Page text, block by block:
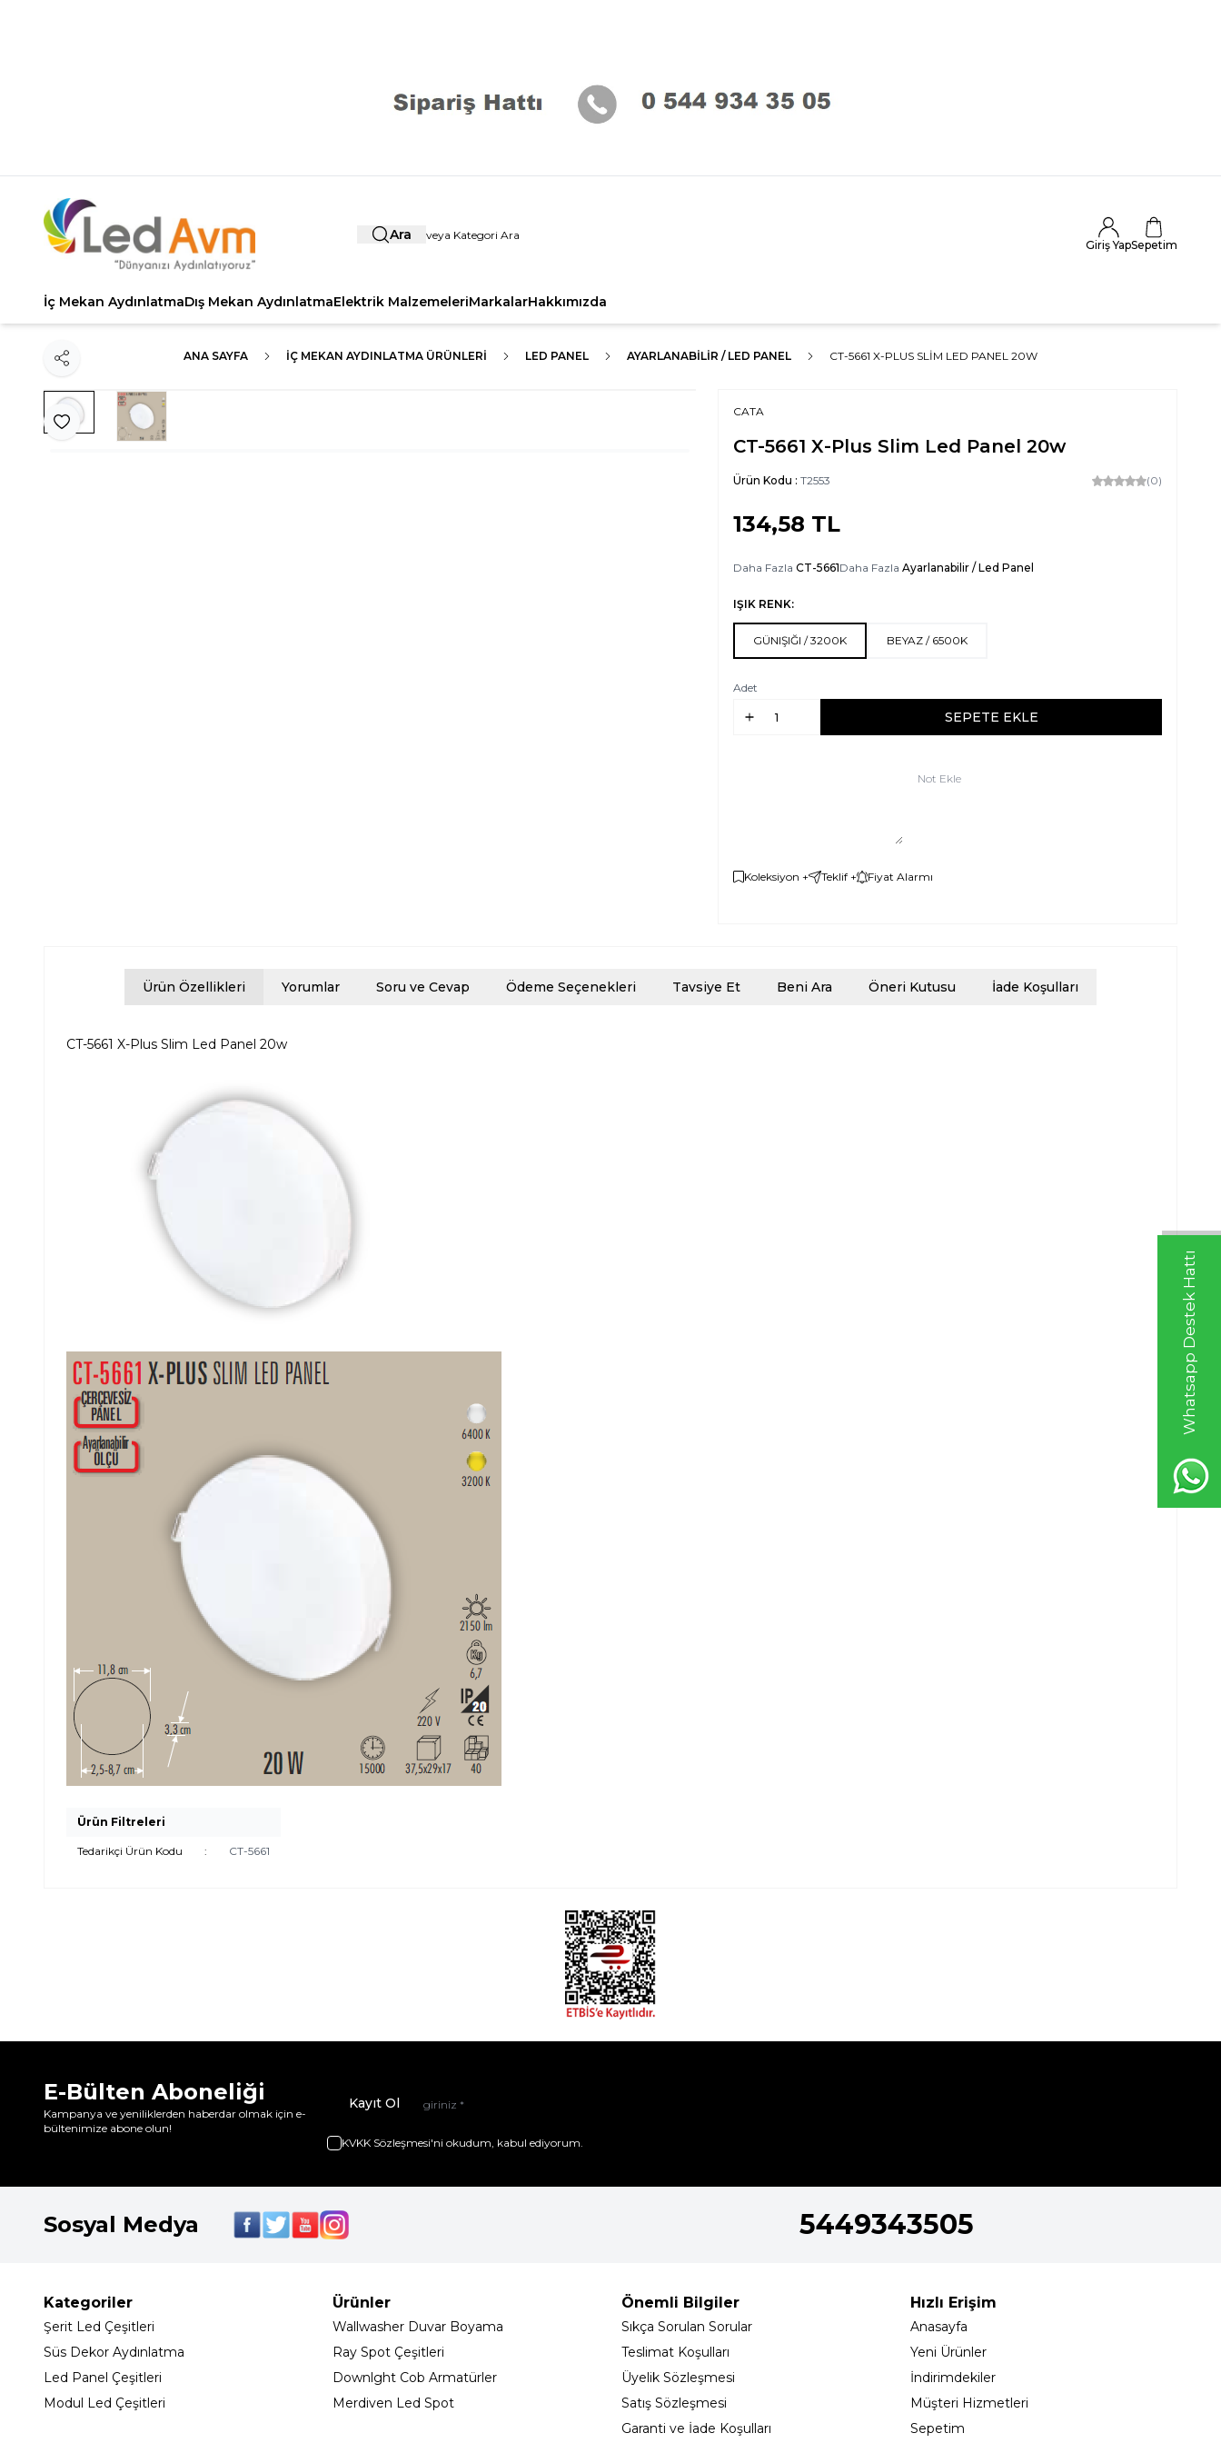
Whatsapp Destek Hattı
Ara
Giriş YapSepetim
İç Mekan AydınlatmaDış Mekan AydınlatmaElektrik MalzemeleriMarkalarHakkımızda
ANA SAYFA İÇ MEKAN AYDINLATMA ÜRÜNLERI LED PANEL AYARLANABILIR / LED PANEL CT-5661 X-PLUS SLIM LED PANEL 20W
Favoriye Ekle
Paylaş
CATA
CT-5661 X-Plus Slim Led Panel 20w
Ürün Kodu : T2553 (0)
134,58 TL
Daha Fazla CT-5661Daha Fazla Ayarlanabilir / Led Panel
IŞIK RENK:
GÜNIŞIĞI / 3200K BEYAZ / 6500K
Adet
SEPETE EKLE
Not Ekle
Koleksiyon + Teklif + Fiyat Alarmı
Ürün Özellikleri Yorumlar Soru ve Cevap Ödeme Seçenekleri Tavsiye Et Beni Ara Öneri Kutusu İade Koşulları
CT-5661 X-Plus Slim Led Panel 20w
Ürün Filtreleri
Tedarikçi Ürün Kodu : CT-5661
E-Bülten Aboneliği
Kampanya ve yeniliklerden haberdar olmak için e-
bültenimize abone olun!
Kayıt Ol
KVKK Sözleşmesi'ni okudum, kabul ediyorum.
Sosyal Medya 5449343505
Kategoriler
Şerit Led Çeşitleri
Süs Dekor Aydınlatma
Led Panel Çeşitleri
Modul Led Çeşitleri
Ürünler
Wallwasher Duvar Boyama
Ray Spot Çeşitleri
Downlght Cob Armatürler
Merdiven Led Spot
Önemli Bilgiler
Sıkça Sorulan Sorular
Teslimat Koşulları
Üyelik Sözleşmesi
Satış Sözleşmesi
Garanti ve İade Koşulları
Hızlı Erişim
Anasayfa
Yeni Ürünler
İndirimdekiler
Müşteri Hizmetleri
Sepetim